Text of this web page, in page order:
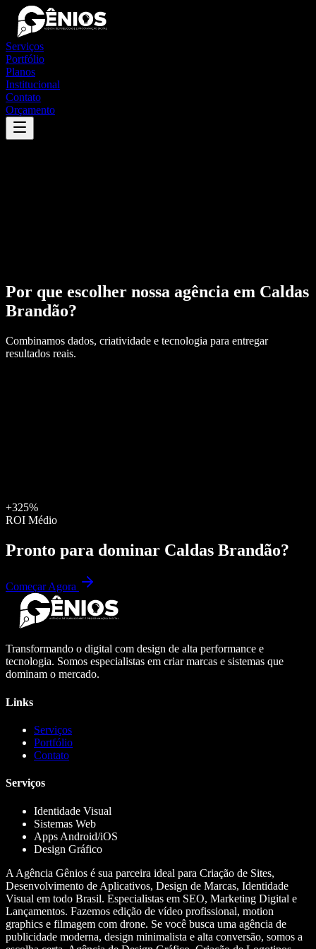
Serviços
Portfólio
Planos
Institucional
Contato
Orçamento
Por que escolher nossa agência em Caldas
Brandão?
Combinamos dados, criatividade e tecnologia para entregar
resultados reais.
+325%
ROI Médio
Pronto para dominar Caldas Brandão?
Começar Agora
Transformando o digital com design de alta performance e
tecnologia. Somos especialistas em criar marcas e sistemas que
dominam o mercado.
Links
Serviços
Portfólio
Contato
Serviços
Identidade Visual
Sistemas Web
Apps Android/iOS
Design Gráfico
A Agência Gênios é sua parceira ideal para Criação de Sites,
Desenvolvimento de Aplicativos, Design de Marcas, Identidade
Visual em todo Brasil. Especialistas em SEO, Marketing Digital e
Lançamentos. Fazemos edição de vídeo profissional, motion
graphics e filmagem com drone. Se você busca uma agência de
publicidade moderna, design minimalista e alta conversão, somos a